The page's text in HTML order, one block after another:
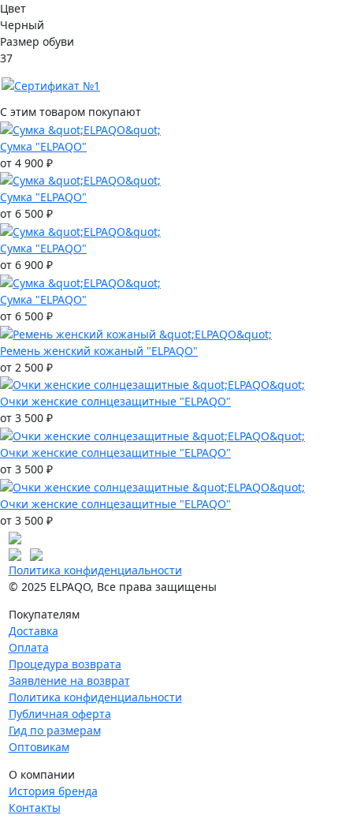
Цвет
Черный
Размер обуви
37
С этим товаром покупают
Сумка "ELPAQO"
от 4 900 ₽
Сумка "ELPAQO"
от 6 500 ₽
Сумка "ELPAQO"
от 6 900 ₽
Сумка "ELPAQO"
от 6 500 ₽
Ремень женский кожаный "ELPAQO"
от 2 500 ₽
Очки женские солнцезащитные "ELPAQO"
от 3 500 ₽
Очки женские солнцезащитные "ELPAQO"
от 3 500 ₽
Очки женские солнцезащитные "ELPAQO"
от 3 500 ₽
Политика конфиденциальности
© 2025 ELPAQO, Все права защищены
Покупателям
Доставка
Оплата
Процедура возврата
Заявление на возврат
Политика конфиденциальности
Публичная оферта
Гид по размерам
Оптовикам
О компании
История бренда
Контакты